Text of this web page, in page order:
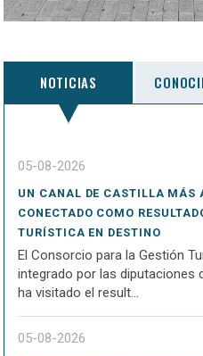
NOTICIAS
05-08-2026
UN CANAL DE CASTILLA MÁS
CONECTADO COMO
TURÍSTICA EN DESTINO
El Consorcio para la Gestión
integrado por las diputaciones
ha visitado el result...
05-08-2026